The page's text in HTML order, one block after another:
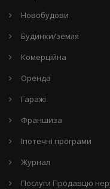
Новобудови
Будинки/земля
Комерційна
Оренда
Гаражі
Франшиза
Іпотечні програми
Журнал
Послуги Продавцю